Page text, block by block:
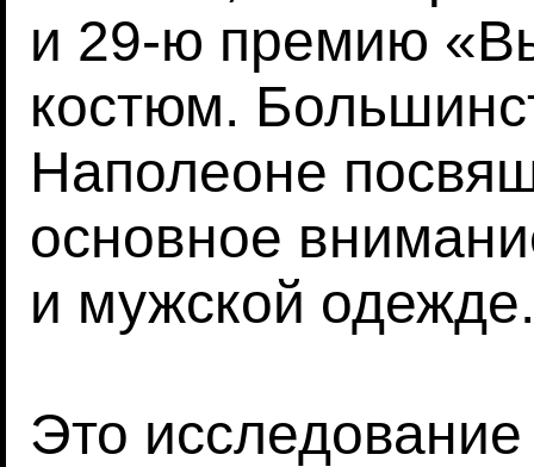
и 29-ю премию
костюм.
Наполеоне
основное
и мужской одежде.
Это